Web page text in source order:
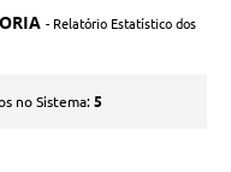
- Relatório Estatístico dos
no Sistema: 5